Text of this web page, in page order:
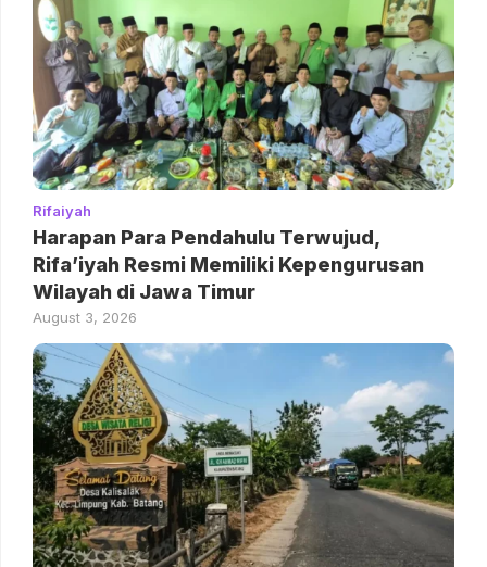
Rifaiyah
Harapan Para Pendahulu Terwujud,
Rifa’iyah Resmi Memiliki Kepengurusan
Wilayah di Jawa Timur
August 3, 2026